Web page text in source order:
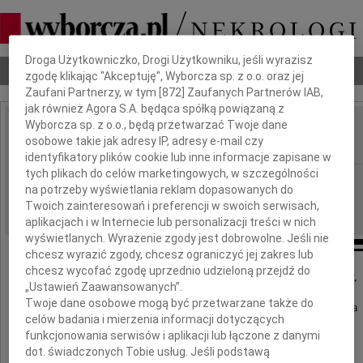
Nekrologi Odeszli Poradnik pogrzebowy
IMIĘ I NAZWISKO: Krystyna Ciempka
REGION: Opole
DATA EMISJI: 20.12.2018
Z głębokim żalem i smutkiem zawiadamiamy,
że dnia 16.12.2018 r. w wieku 69 lat
odeszła nasza kochana Mama, Siostra i Babcia
Dbamy o Twoją prywatność
Droga Użytkowniczko, Drogi Użytkowniku, jeśli wyrazisz
zgodę klikając "Akceptuję", Wyborcza sp. z o.o. oraz jej
Zaufani Partnerzy, w tym [872 ] Zaufanych Partnerów IAB,
jak również Agora S.A. będąca spółką powiązaną z
Wyborcza sp. z o.o., będą przetwarzać Twoje dane
osobowe takie jak adresy IP, adresy e-mail czy
identyfikatory plików cookie lub inne informacje zapisane w
tych plikach do celów marketingowych, w szczególności
na potrzeby wyświetlania reklam dopasowanych do
Twoich zainteresowań i preferencji w swoich serwisach,
aplikacjach i w Internecie lub personalizacji treści w nich
wyświetlanych. Wyrażenie zgody jest dobrowolne. Jeśli nie
chcesz wyrazić zgody, chcesz ograniczyć jej zakres lub
chcesz wycofać zgodę uprzednio udzieloną przejdź do
„Ustawień Zaawansowanych”.
Twoje dane osobowe mogą być przetwarzane także do
celów badania i mierzenia informacji dotyczących
funkcjonowania serwisów i aplikacji lub łączone z danymi
dot. świadczonych Tobie usług. Jeśli podstawą